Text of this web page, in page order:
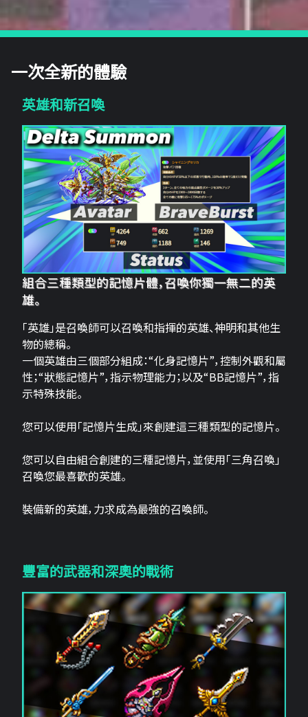
一次全新的體驗
英雄和新召喚
組合三種類型的記憶片體，召喚你獨一無二的英
雄。
「英雄」是召喚師可以召喚和指揮的英雄、神明和其他生
物的總稱。
一個英雄由三個部分組成：“化身記憶片”，控制外觀和屬
性；“狀態記憶片”，指示物理能力；以及“BB記憶片”，指
示特殊技能。
您可以使用「記憶片生成」來創建這三​​種類型的記憶片。
您可以自由組合創建的三種記憶片，並使用「三角召喚」
召喚您最喜歡的英雄。
裝備新的英雄，力求成為最強的召喚師。
豐富的武器和深奧的戰術